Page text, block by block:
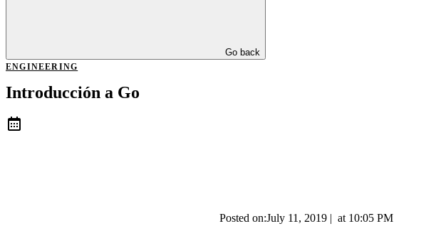
Go back
ENGINEERING
Introducción a Go
Posted on:July 11, 2019 | at 10:05 PM